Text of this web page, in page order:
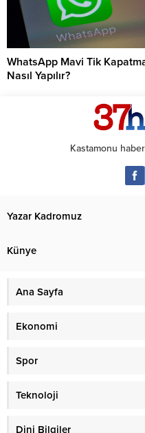
WhatsApp Mavi Tik
Nasıl Yapılır?
Kastamonu
Yazar Kadromuz
Künye
Ana Sayfa
Ekonomi
Spor
Teknoloji
Dini Bilgiler